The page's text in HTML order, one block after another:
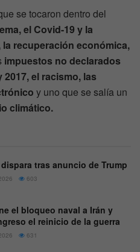
se tocaron dentro del
el Covid-19 y la
recuperación económica,
impuestos no declarados
el racismo, las
y uno que se salía un
climático.
tras anuncio de Trump
603
el bloqueo naval a Irán y
el reinicio de la guerra
631